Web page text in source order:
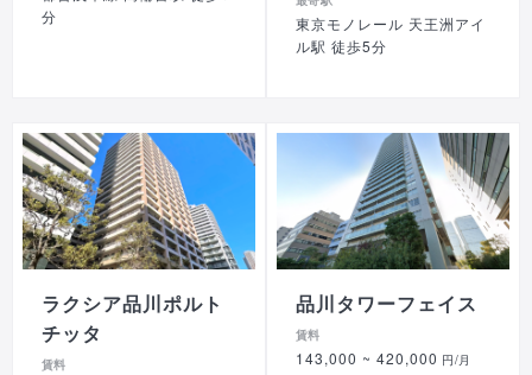
分
東京モノレール 天王洲アイ
ル駅 徒歩5分
ラクシア品川ポルト
チッタ
賃料
品川タワーフェイス
賃料
143,000 ~ 420,000 円/月